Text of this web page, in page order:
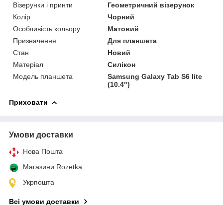
Візерунки і принти
Геометричний візерунок
Колір
Чорний
Особливість кольору
Матовий
Призначення
Для планшета
Стан
Новий
Матеріал
Силікон
Модель планшета
Samsung Galaxy Tab S6 lite
(10.4")
Приховати
Умови доставки
Нова Пошта
Магазини Rozetka
Укрпошта
Всі умови доставки